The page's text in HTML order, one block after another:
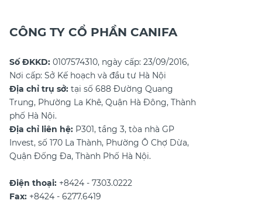
CÔNG TY CỔ PHẦN CANIFA
Số ĐKKD: 0107574310, ngày cấp: 23/09/2016,
Nơi cấp: Sở Kế hoạch và đầu tư Hà Nội
Địa chỉ trụ sở: tại số 688 Đường Quang
Trung, Phường La Khê, Quận Hà Đông, Thành
phố Hà Nội.
Địa chỉ liên hệ: P301, tầng 3, tòa nhà GP
Invest, số 170 La Thành, Phường Ô Chợ Dừa,
Quận Đống Đa, Thành Phố Hà Nội.
Điện thoại: +8424 - 7303.0222
Fax: +8424 - 6277.6419